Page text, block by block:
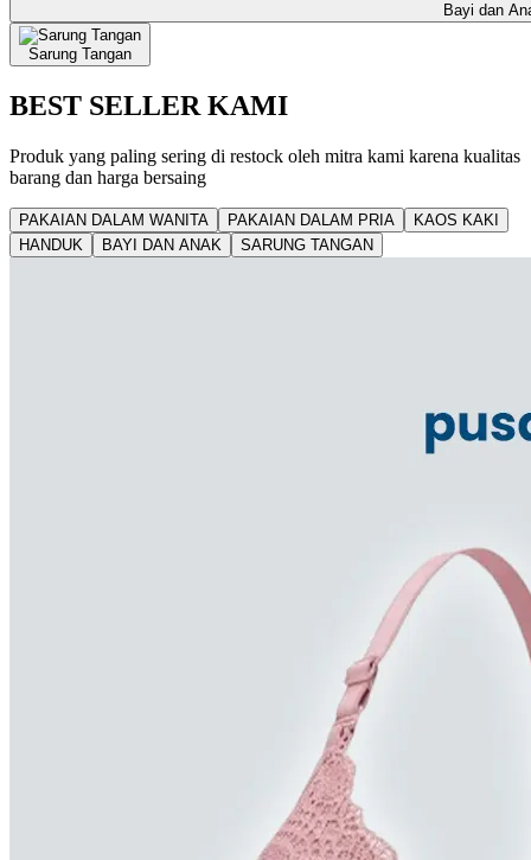
Bayi dan
Sarung Tangan
BEST SELLER KAMI
Produk yang paling sering di restock oleh mitra kami karena kualitas
barang dan harga bersaing
PAKAIAN DALAM WANITA PAKAIAN DALAM PRIA
KAOS KAKI
HANDUK
BAYI DAN ANAK SARUNG TANGAN